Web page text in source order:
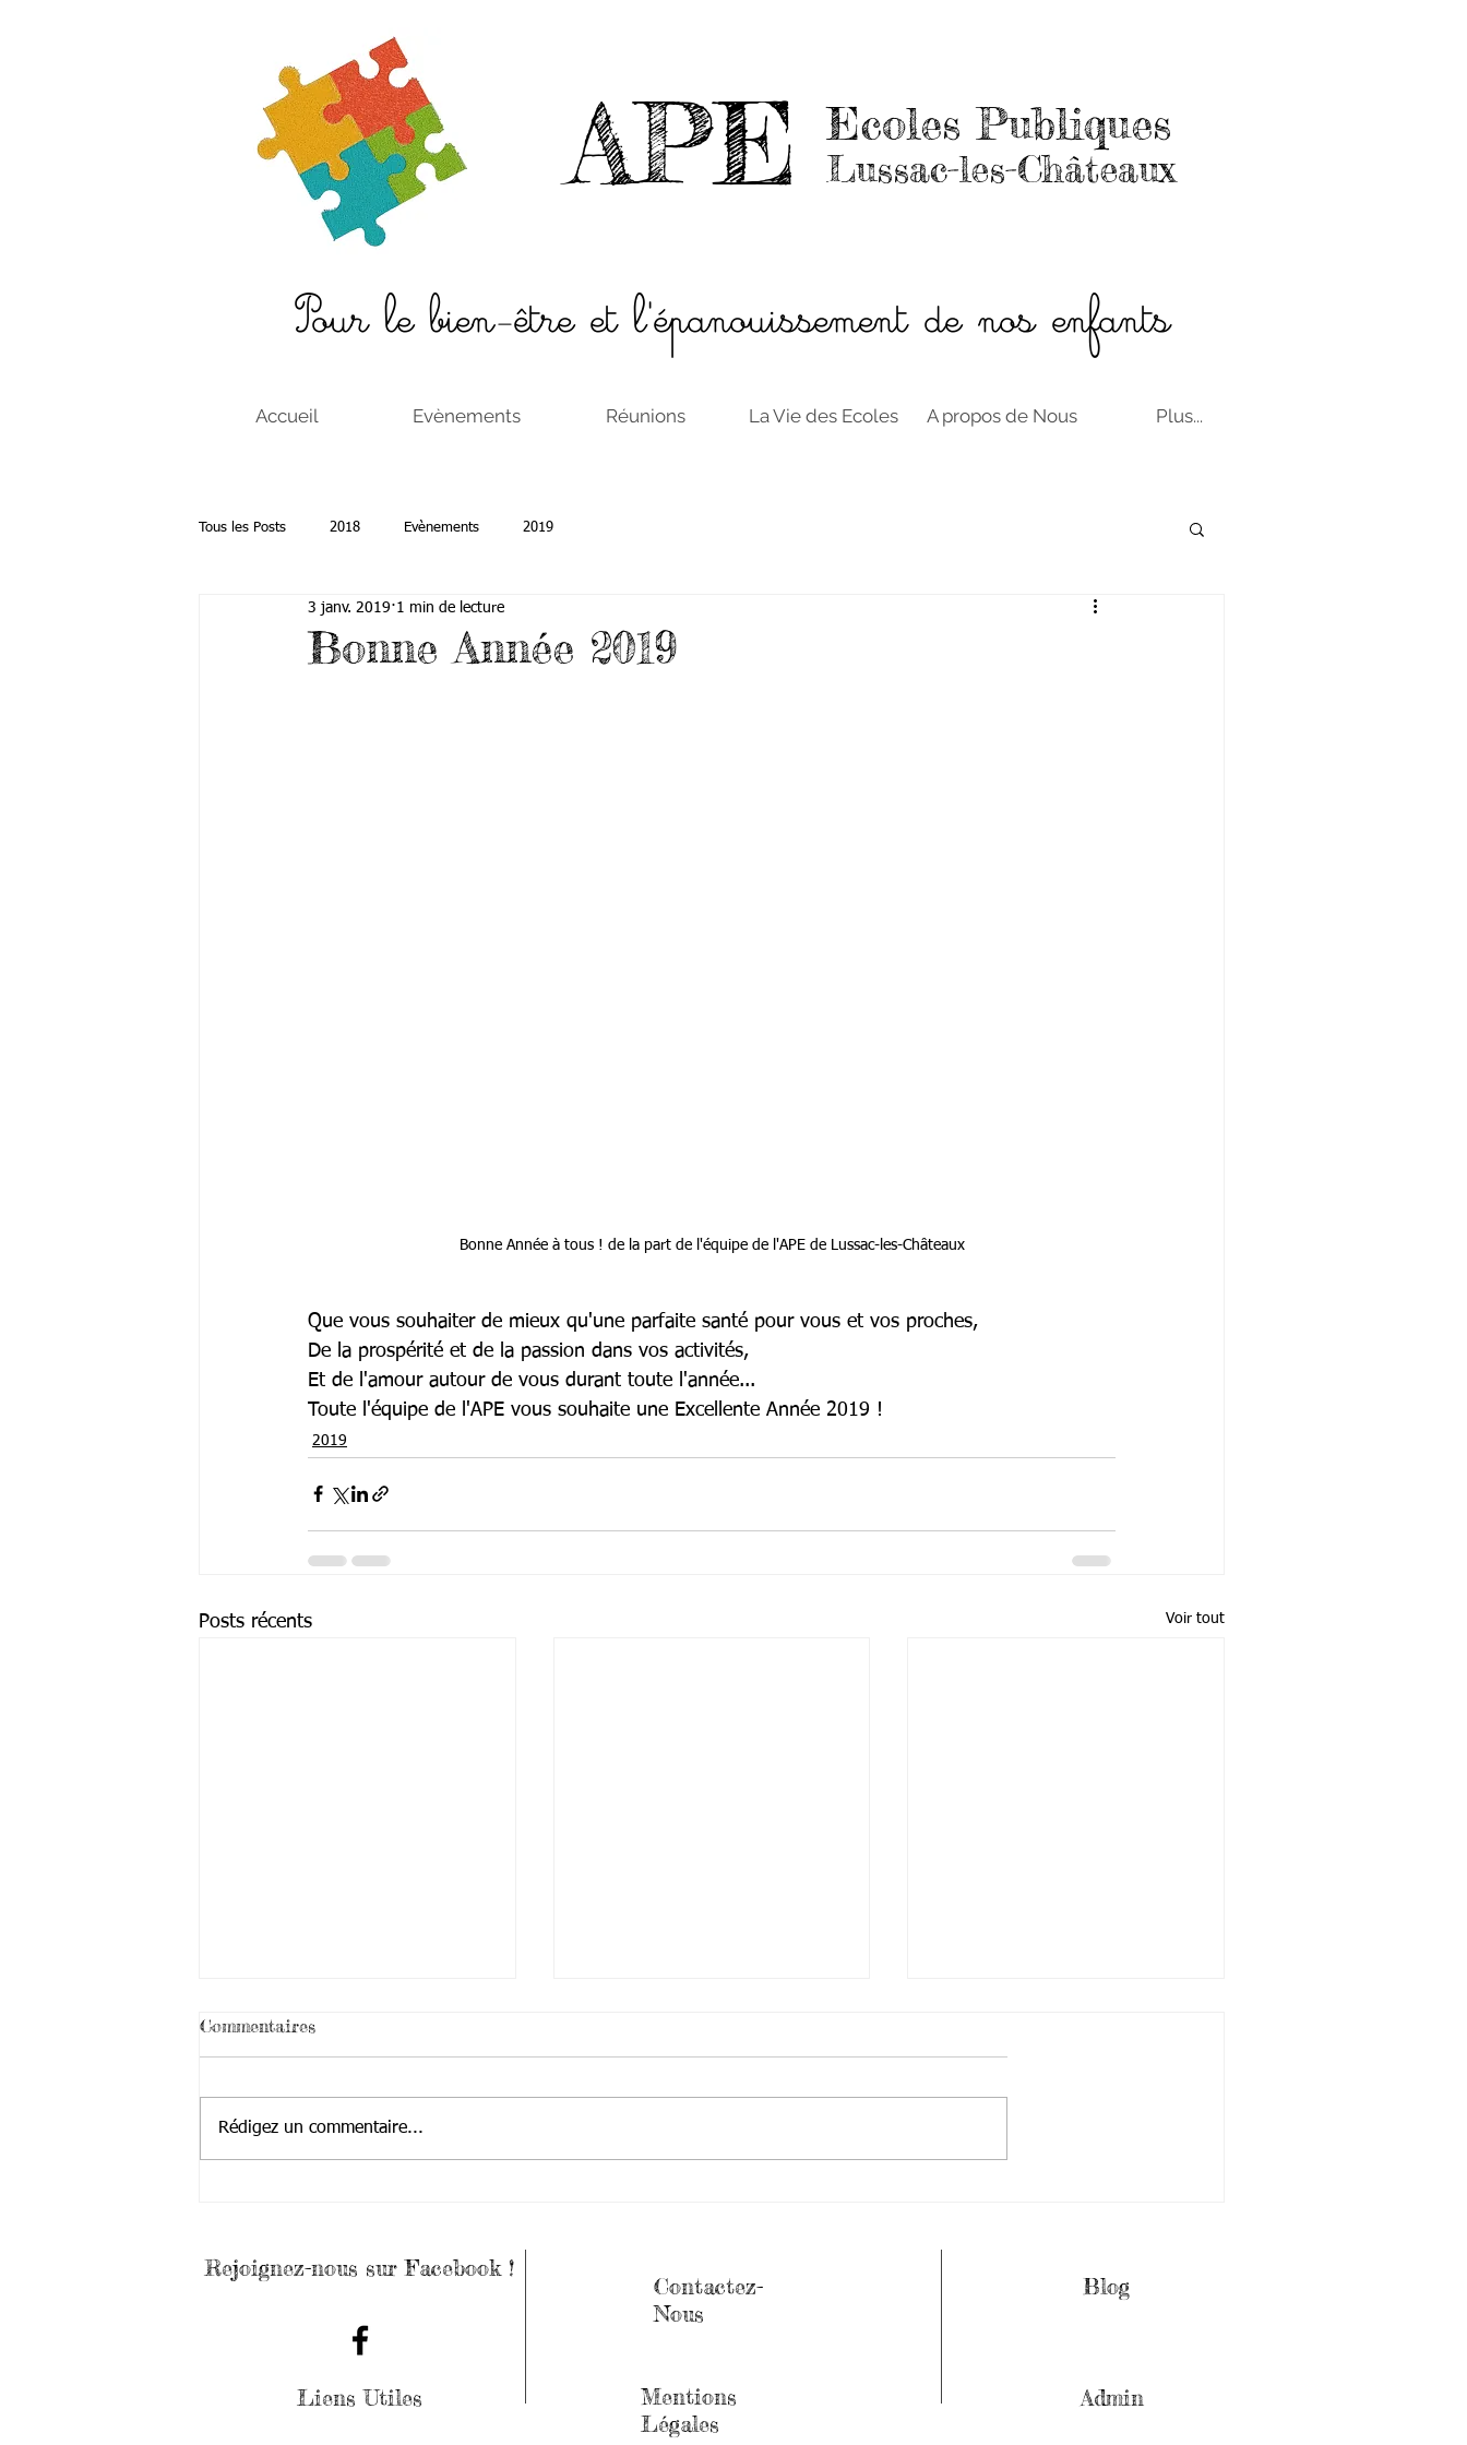
APE Ecoles Publiques
Lussac-les-Châteaux
Pour le bien-être et l'épanouissement de nos enfants
Accueil Evènements Réunions La Vie des Ecoles A propos de Nous Plus...
Tous les Posts 2018 Evènements 2019
Bonne Année 2019
3 janv. 2019 1 min de lecture
Bonne Année à tous ! de la part de l'équipe de l'APE de Lussac-les-Châteaux
Que vous souhaiter de mieux qu'une parfaite santé pour vous et vos proches,
De la prospérité et de la passion dans vos activités,
Et de l'amour autour de vous durant toute l'année...
Toute l'équipe de l'APE vous souhaite une Excellente Année 2019 !
2019
Posts récents Voir tout
Vide Ta Chambre
Commentaires
Rédigez un commentaire...
Rejoignez-nous sur Facebook !
Liens Utiles
Contactez-
Nous
Mentions
Légales
Blog
Admin